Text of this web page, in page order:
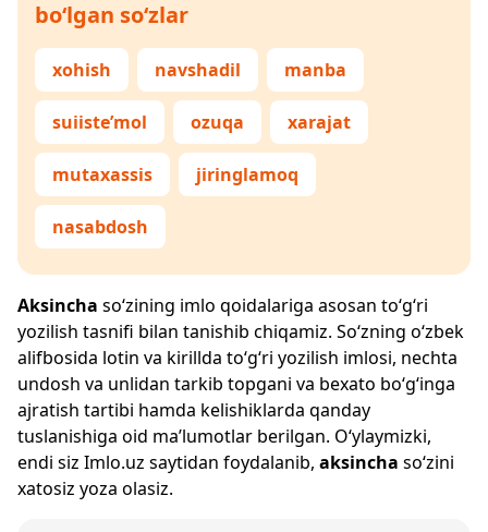
bo‘lgan so‘zlar
xohish navshadil manba
suiiste’mol ozuqa xarajat
mutaxassis jiringlamoq
nasabdosh
Aksincha so‘zining imlo qoidalariga asosan to‘g‘ri
yozilish tasnifi bilan tanishib chiqamiz. So‘zning o‘zbek
alifbosida lotin va kirillda to‘g‘ri yozilish imlosi, nechta
undosh va unlidan tarkib topgani va bexato bo‘g‘inga
ajratish tartibi hamda kelishiklarda qanday
tuslanishiga oid ma’lumotlar berilgan. O‘ylaymizki,
endi siz Imlo.uz saytidan foydalanib, aksincha so‘zini
xatosiz yoza olasiz.